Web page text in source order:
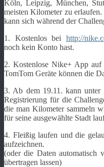
Köln, Leipzig, München,
meisten Kilometer zu
kann sich während der
1. Kostenlos bei http://
noch kein Konto hast.
2. Kostenlose Nike+ App auf
TomTom Geräte können die
3. Ab dem 19.11. kann unter
Registrierung für die
die man Kilometer sammeln
für seine ausgewählte Stadt
4. Fleißig laufen und die
aufzeichnen.
(oder die Daten automatisch
übertragen lassen)